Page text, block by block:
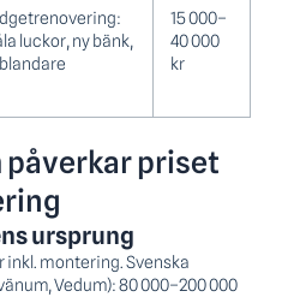
luckor, ny bänk,
15 000–
40 000
kr
påverkar priset
ursprung
inkl. montering. Svenska
Vedum): 80 000–200 000